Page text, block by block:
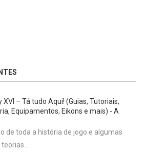
XVI – Tá tudo Aqui! (Guias, Tutoriais,
Equipamentos, Eikons e mais) - A
de toda a história de jogo e algumas